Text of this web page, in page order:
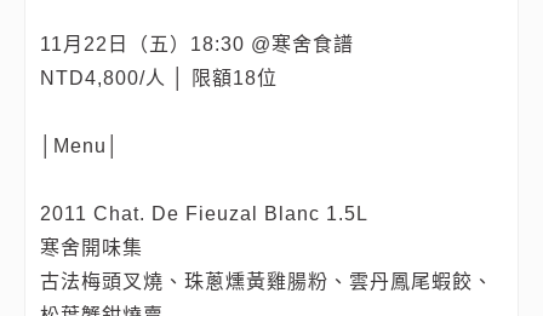
11月22日（五）18:30 @寒舍食譜
NTD4,800/人 │ 限額18位
│Menu│
2011 Chat. De Fieuzal Blanc 1.5L
寒舍開味集
古法梅頭叉燒、珠蔥燻黃雞腸粉、雲丹鳳尾蝦餃、